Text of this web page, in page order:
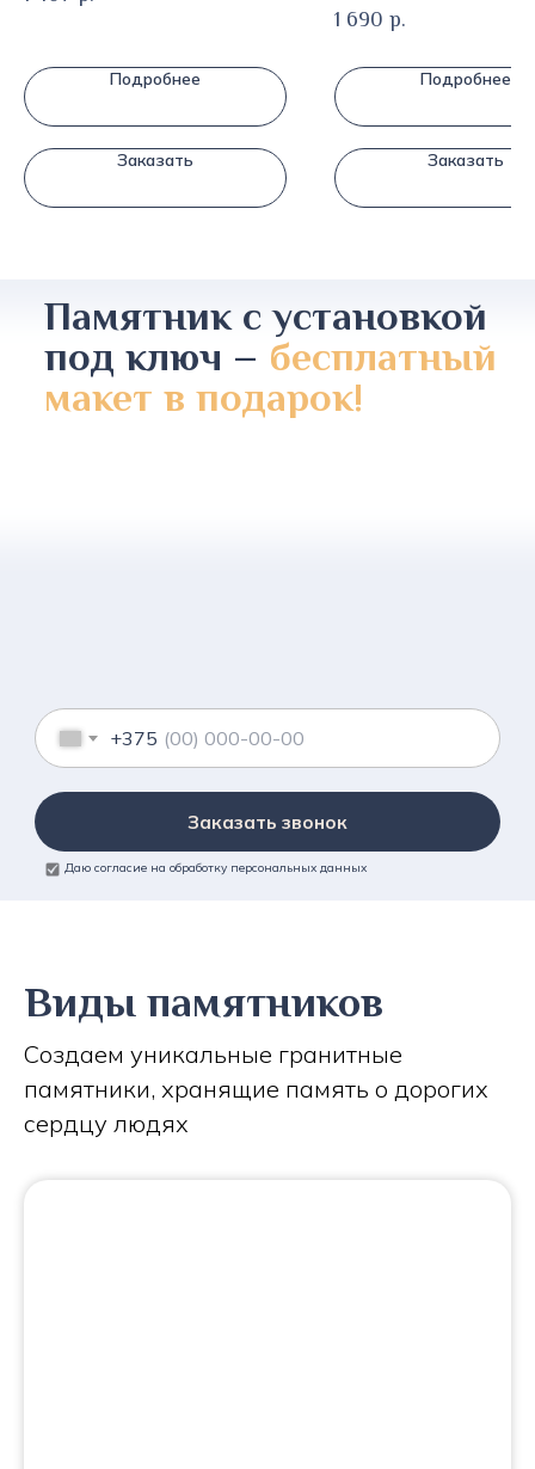
Подробнее
Заказать
1 690 р.
Подробнее
Заказать
Памятник с установкой
под ключ – бесплатный
макет в подарок!
+375
Заказать звонок
Даю согласие на обработку персональных данных
Виды памятников
Создаем уникальные гранитные
памятники, хранящие память о дорогих
сердцу людях